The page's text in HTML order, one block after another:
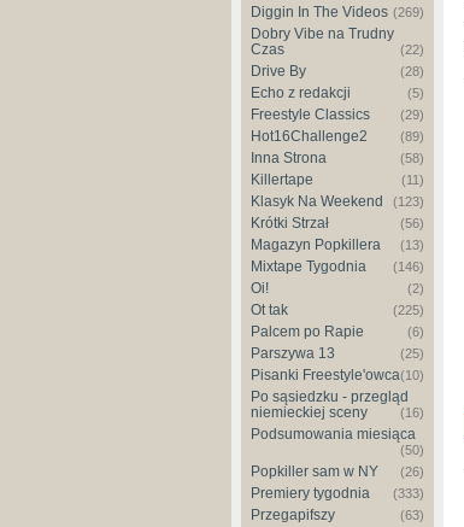
Diggin In The Videos (269)
Dobry Vibe na Trudny
Czas
(22)
Drive By (28)
Echo z redakcji (5)
Freestyle Classics (29)
Hot16Challenge2 (89)
Inna Strona (58)
Killertape (11)
Klasyk Na Weekend (123)
Krótki Strzał (56)
Magazyn Popkillera (13)
Mixtape Tygodnia (146)
Oi! (2)
Ot tak (225)
Palcem po Rapie (6)
Parszywa 13 (25)
Pisanki Freestyle'owca(10)
Po sąsiedzku - przegląd
niemieckiej sceny
(16)
Podsumowania miesiąca
(50)
Popkiller sam w NY (26)
Premiery tygodnia (333)
Przegapifszy (63)